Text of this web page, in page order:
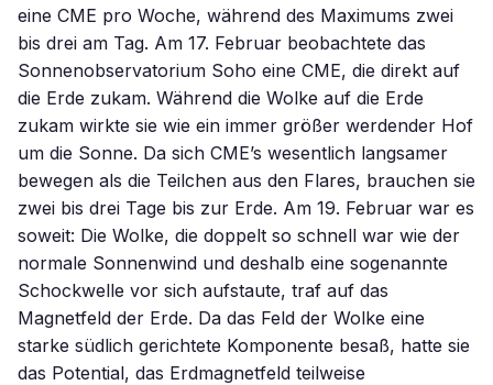
eine CME pro Woche, während des Maximums zwei
bis drei am Tag. Am 17. Februar beobachtete das
Sonnenobservatorium Soho eine CME, die direkt auf
die Erde zukam. Während die Wolke auf die Erde
zukam wirkte sie wie ein immer größer werdender Hof
um die Sonne. Da sich CME’s wesentlich langsamer
bewegen als die Teilchen aus den Flares, brauchen sie
zwei bis drei Tage bis zur Erde. Am 19. Februar war es
soweit: Die Wolke, die doppelt so schnell war wie der
normale Sonnenwind und deshalb eine sogenannte
Schockwelle vor sich aufstaute, traf auf das
Magnetfeld der Erde. Da das Feld der Wolke eine
starke südlich gerichtete Komponente besaß, hatte sie
das Potential, das Erdmagnetfeld teilweise